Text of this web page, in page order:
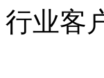
行业客